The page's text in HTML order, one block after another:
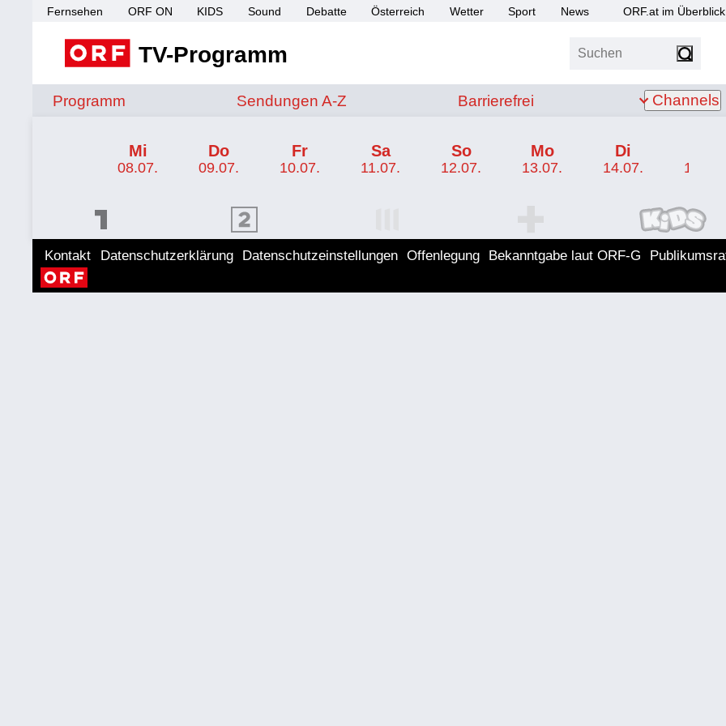
Fernsehen ORF ON KIDS Sound Debatte Österreich Wetter Sport News ORF.at im Überblick
TV-Programm Suchen
Programm Sendungen von A bis Z
Sendungen A-Z Barrierefrei
Barrierefrei Channels
Mi
08.07.
Do
09.07.
Fr
10.07.
Sa
11.07.
So
12.07.
Mo
13.07.
Di
14.07. 15.07.
ORF 2 Programm ORF KIDS Programm
Kontakt Datenschutzerklärung Datenschutzeinstellungen Offenlegung Bekanntgabe laut ORF-G